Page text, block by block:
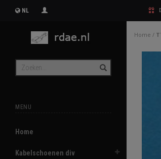
NL
MENU
Home
Kabelschoenen div
Home /